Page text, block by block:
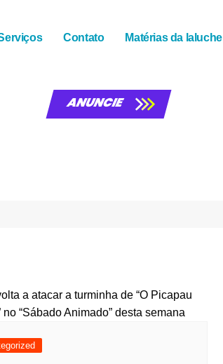
Contato Matérias da laluche
ANUNCIE